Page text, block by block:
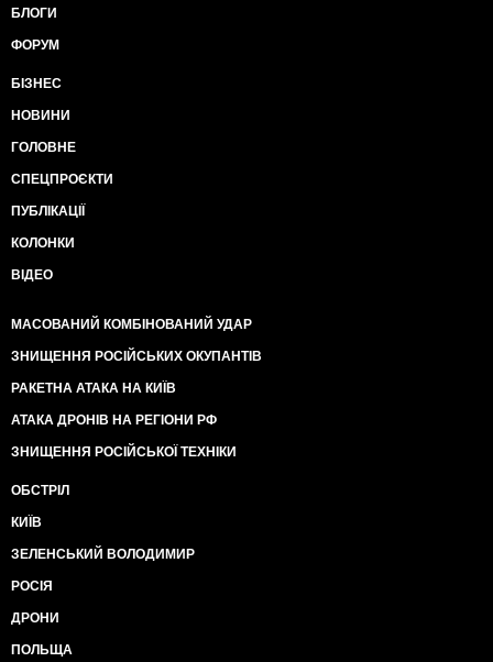
БЛОГИ
ФОРУМ
БІЗНЕС
НОВИНИ
ГОЛОВНЕ
СПЕЦПРОЄКТИ
ПУБЛІКАЦІЇ
КОЛОНКИ
ВІДЕО
МАСОВАНИЙ КОМБІНОВАНИЙ УДАР
ЗНИЩЕННЯ РОСІЙСЬКИХ ОКУПАНТІВ
РАКЕТНА АТАКА НА КИЇВ
АТАКА ДРОНІВ НА РЕГІОНИ РФ
ЗНИЩЕННЯ РОСІЙСЬКОЇ ТЕХНІКИ
ОБСТРІЛ
КИЇВ
ЗЕЛЕНСЬКИЙ ВОЛОДИМИР
РОСІЯ
ДРОНИ
ПОЛЬЩА